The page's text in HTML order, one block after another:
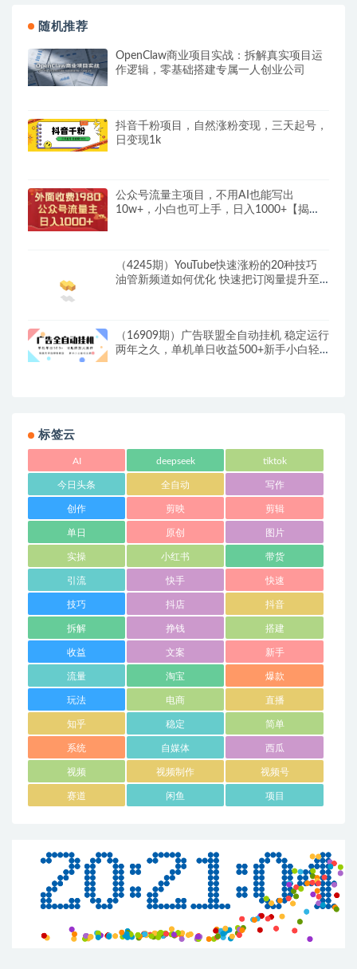
随机推荐
OpenClaw商业项目实战：拆解真实项目运
作逻辑，零基础搭建专属一人创业公司
抖音千粉项目，自然涨粉变现，三天起号，
日变现1k
公众号流量主项目，不用AI也能写出
10w+，小白也可上手，日入1000+【揭
（4245期）YouTube快速涨粉的20种技巧
油管新频道如何优化 快速把订阅量提升至
（16909期）广告联盟全自动挂机 稳定运行
两年之久，单机单日收益500+新手小白轻
标签云
AI deepseek tiktok
今日头条 全自动 写作
创作 剪映 剪辑
单日 原创 图片
实操 小红书 带货
引流 快手 快速
技巧 抖店 抖音
拆解 挣钱 搭建
收益 文案 新手
流量 淘宝 爆款
玩法 电商 直播
知乎 稳定 简单
系统 自媒体 西瓜
视频 视频制作 视频号
赛道 闲鱼 项目